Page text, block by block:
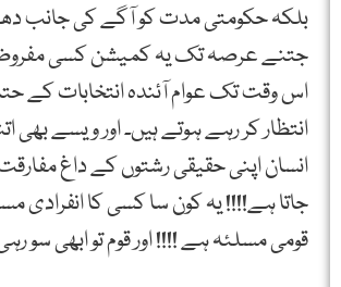
بلکہ حکومتی مدت کو آگے کی جانب
جتنے عرصہ تک یہ کمیشن کسی
اس وقت تک عوام آئندہ انتخابات کے
انتظار کر رہے ہوتے ہیں۔ اور ویسے
انسان اپنی حقیقی رشتوں کے داغ
جاتا ہے!!!! یہ کون سا کسی کا انفرادی
قومی مسلئہ ہے !!!! اور قوم تو ابھی سو